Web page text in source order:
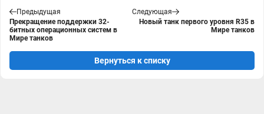
Предыдущая
Прекращение поддержки 32-
битных операционных систем в
Мире танков
Следующая
Новый танк первого уровня R35 в
Мире танков
Вернуться к списку